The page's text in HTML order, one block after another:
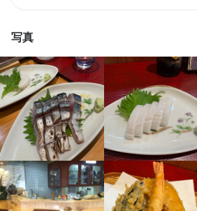
写真
全般をお任せします。
将来的には、料理長候補として、仕入れ
発、他の調理スタッフへの指導・育成な
す。
店名
手打ち蕎麦 いしはら
全般をお任せします。
将来的には、料理長候補として、仕入れ
発、他の調理スタッフへの指導・育成な
す。
店名
手打ち蕎麦 いしはら